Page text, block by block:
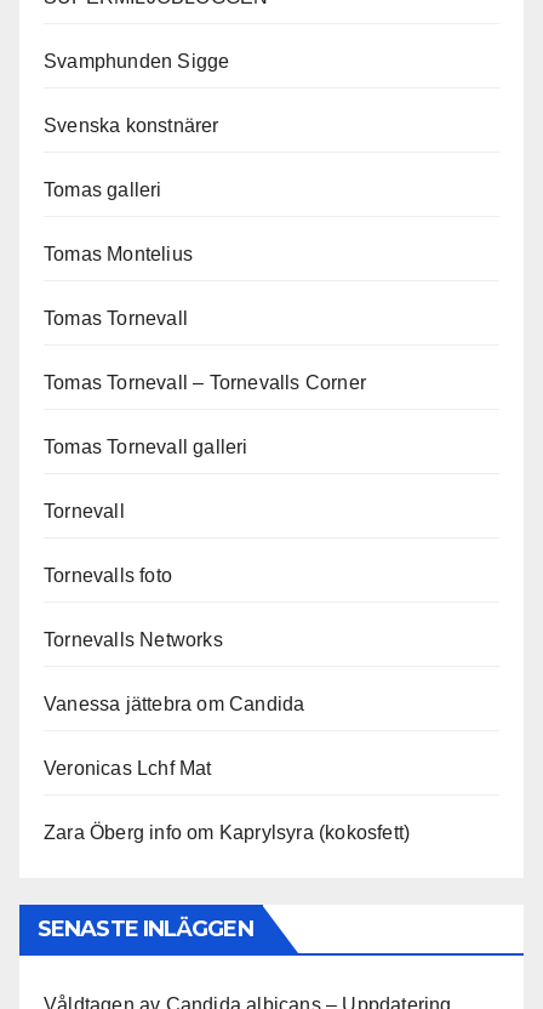
Svamphunden Sigge
Svenska konstnärer
Tomas galleri
Tomas Montelius
Tomas Tornevall
Tomas Tornevall – Tornevalls Corner
Tomas Tornevall galleri
Tornevall
Tornevalls foto
Tornevalls Networks
Vanessa jättebra om Candida
Veronicas Lchf Mat
Zara Öberg info om Kaprylsyra (kokosfett)
SENASTE INLÄGGEN
Våldtagen av Candida albicans – Uppdatering